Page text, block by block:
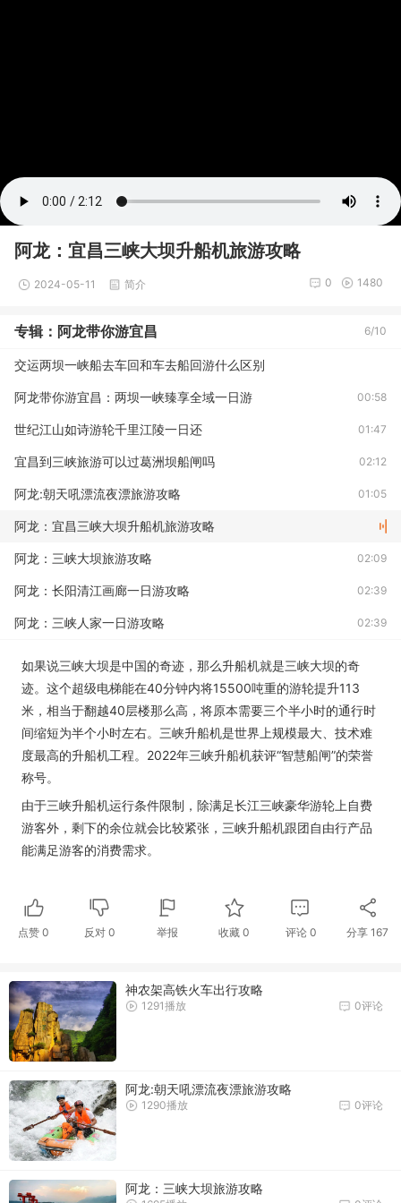
阿龙：宜昌三峡大坝升船机旅游攻略
2024-05-11 简介 1480
0
6/10
专辑：阿龙带你游宜昌
交运两坝一峡船去车回和车去船回游什么区别
00:58
阿龙带你游宜昌：两坝一峡臻享全域一日游
01:47
世纪江山如诗游轮千里江陵一日还
02:12
宜昌到三峡旅游可以过葛洲坝船闸吗
01:05
阿龙:朝天吼漂流夜漂旅游攻略
阿龙：宜昌三峡大坝升船机旅游攻略
02:09
阿龙：三峡大坝旅游攻略
02:39
阿龙：长阳清江画廊一日游攻略
02:39
阿龙：三峡人家一日游攻略
如果说三峡大坝是中国的奇迹，那么升船机就是三峡大坝的奇
迹。这个超级电梯能在40分钟内将15500吨重的游轮提升113
米，相当于翻越40层楼那么高，将原本需要三个半小时的通行时
间缩短为半个小时左右。三峡升船机是世界上规模最大、技术难
度最高的升船机工程。2022年三峡升船机获评“智慧船闸”的荣誉
称号。
由于三峡升船机运行条件限制，除满足长江三峡豪华游轮上自费
游客外，剩下的余位就会比较紧张，三峡升船机跟团自由行产品
能满足游客的消费需求。
点赞 0 反对0 举报 收藏 0 评论 0 分享167
神农架高铁火车出行攻略
0评论
1291播放
阿龙:朝天吼漂流夜漂旅游攻略
0评论
1290播放
阿龙：三峡大坝旅游攻略